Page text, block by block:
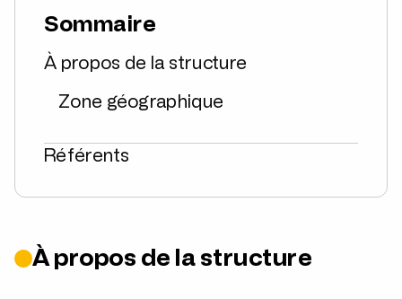
Sommaire
À propos de la structure
Zone géographique
Référents
À propos de la structure